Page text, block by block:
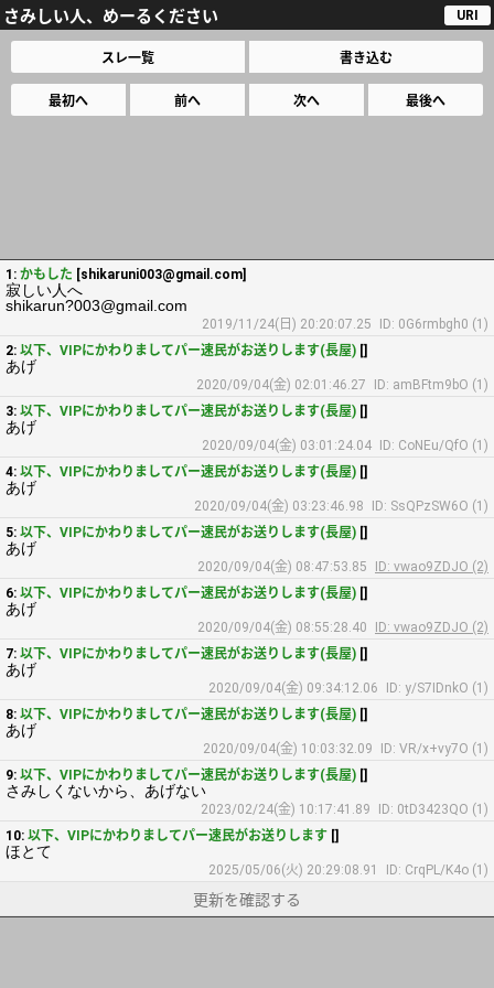
さみしい人、めーるください URI
スレ一覧 書き込む
最初へ 前へ 次へ 最後へ
1: かもした [shikaruni003@gmail.com]
寂しい人へ
shikarun?003@gmail.com
2019/11/24(日) 20:20:07.25
ID: 0G6rmbgh0 (1)
2: 以下、VIPにかわりましてパー速民がお送りします(長屋) []
あげ
2020/09/04(金) 02:01:46.27
ID: amBFtm9bO (1)
3: 以下、VIPにかわりましてパー速民がお送りします(長屋) []
あげ
2020/09/04(金) 03:01:24.04
ID: CoNEu/QfO (1)
4: 以下、VIPにかわりましてパー速民がお送りします(長屋) []
あげ
2020/09/04(金) 03:23:46.98
ID: SsQPzSW6O (1)
5: 以下、VIPにかわりましてパー速民がお送りします(長屋) []
あげ
2020/09/04(金) 08:47:53.85
ID: vwao9ZDJO (2)
6: 以下、VIPにかわりましてパー速民がお送りします(長屋) []
あげ
2020/09/04(金) 08:55:28.40
ID: vwao9ZDJO (2)
7: 以下、VIPにかわりましてパー速民がお送りします(長屋) []
あげ
2020/09/04(金) 09:34:12.06
ID: y/S7IDnkO (1)
8: 以下、VIPにかわりましてパー速民がお送りします(長屋) []
あげ
2020/09/04(金) 10:03:32.09
ID: VR/x+vy7O (1)
9: 以下、VIPにかわりましてパー速民がお送りします(長屋) []
さみしくないから、あげない
2023/02/24(金) 10:17:41.89
ID: 0tD3423QO (1)
10: 以下、VIPにかわりましてパー速民がお送りします []
ほとて
2025/05/06(火) 20:29:08.91 ID: CrqPL/K4o (1)
更新を確認する